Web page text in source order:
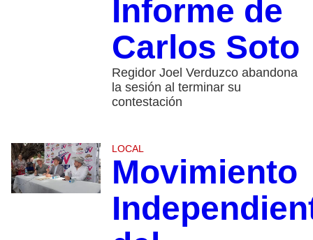
Informe de
Carlos Soto
Regidor Joel Verduzco abandona
la sesión al terminar su
contestación
LOCAL
Movimiento